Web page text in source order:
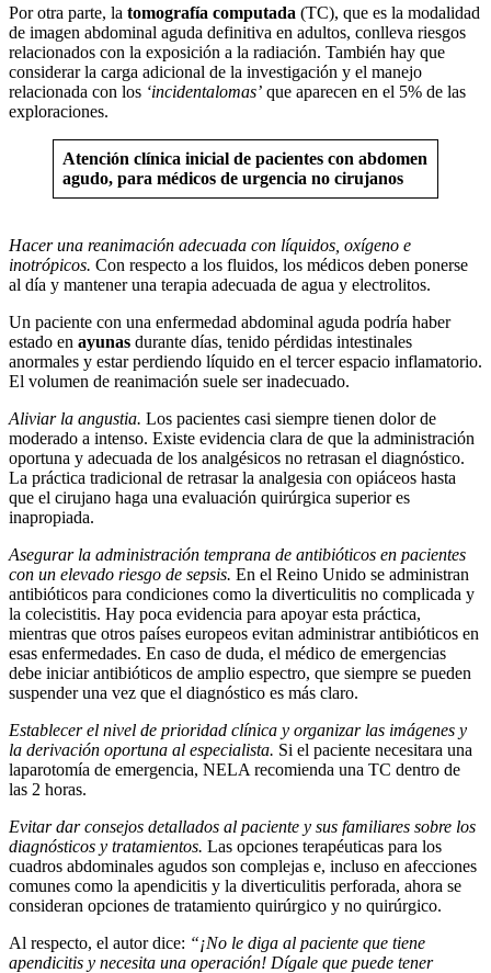
Por otra parte, la tomografía computada (TC), que es la modalidad
de imagen abdominal aguda definitiva en adultos, conlleva riesgos
relacionados con la exposición a la radiación. También hay que
considerar la carga adicional de la investigación y el manejo
relacionada con los ‘incidentalomas’ que aparecen en el 5% de las
exploraciones.
Atención clínica inicial de pacientes con abdomen
agudo, para médicos de urgencia no cirujanos
Hacer una reanimación adecuada con líquidos, oxígeno e
inotrópicos. Con respecto a los fluidos, los médicos deben ponerse
al día y mantener una terapia adecuada de agua y electrolitos.
Un paciente con una enfermedad abdominal aguda podría haber
estado en ayunas durante días, tenido pérdidas intestinales
anormales y estar perdiendo líquido en el tercer espacio inflamatorio.
El volumen de reanimación suele ser inadecuado.
Aliviar la angustia. Los pacientes casi siempre tienen dolor de
moderado a intenso. Existe evidencia clara de que la administración
oportuna y adecuada de los analgésicos no retrasan el diagnóstico.
La práctica tradicional de retrasar la analgesia con opiáceos hasta
que el cirujano haga una evaluación quirúrgica superior es
inapropiada.
Asegurar la administración temprana de antibióticos en pacientes
con un elevado riesgo de sepsis. En el Reino Unido se administran
antibióticos para condiciones como la diverticulitis no complicada y
la colecistitis. Hay poca evidencia para apoyar esta práctica,
mientras que otros países europeos evitan administrar antibióticos en
esas enfermedades. En caso de duda, el médico de emergencias
debe iniciar antibióticos de amplio espectro, que siempre se pueden
suspender una vez que el diagnóstico es más claro.
Establecer el nivel de prioridad clínica y organizar las imágenes y
la derivación oportuna al especialista. Si el paciente necesitara una
laparotomía de emergencia, NELA recomienda una TC dentro de
las 2 horas.
Evitar dar consejos detallados al paciente y sus familiares sobre los
diagnósticos y tratamientos. Las opciones terapéuticas para los
cuadros abdominales agudos son complejas e, incluso en afecciones
comunes como la apendicitis y la diverticulitis perforada, ahora se
consideran opciones de tratamiento quirúrgico y no quirúrgico.
Al respecto, el autor dice: “¡No le diga al paciente que tiene
apendicitis y necesita una operación! Dígale que puede tener